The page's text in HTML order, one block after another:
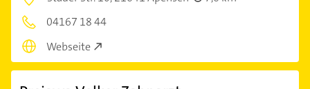
04167 18 44
Webseite